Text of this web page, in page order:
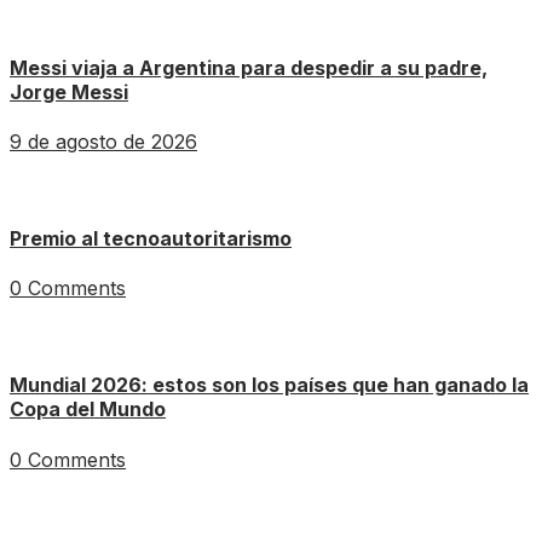
Messi viaja a Argentina para despedir a su padre,
Jorge Messi
9 de agosto de 2026
Premio al tecnoautoritarismo
0 Comments
Mundial 2026: estos son los países que han ganado la
Copa del Mundo
0 Comments